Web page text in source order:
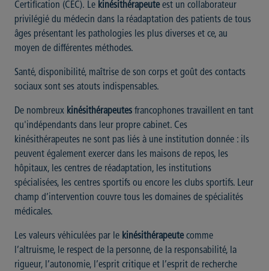
Certification (CEC). Le kinésithérapeuteest un collaborateur
privilégié du médecin dans la réadaptation des patients de tous
âges présentant les pathologies les plus diverses et ce, au
moyen de différentes méthodes.
Santé, disponibilité, maîtrise de son corps et goût des contacts
sociaux sont ses atouts indispensables.
De nombreux kinésithérapeutes francophones travaillent en tant
qu'indépendants dans leur propre cabinet. Ces
kinésithérapeutes ne sont pas liés à une institution donnée : ils
peuvent également exercer dans les maisons de repos, les
hôpitaux, les centres de réadaptation, les institutions
spécialisées, les centres sportifs ou encore les clubs sportifs. Leur
champ d’intervention couvre tous les domaines de spécialités
médicales.
Les valeurs véhiculées par le kinésithérapeutecomme
l’altruisme, le respect de la personne, de la responsabilité, la
rigueur, l’autonomie, l’esprit critique et l’esprit de recherche